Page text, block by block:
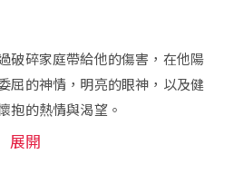
破碎家庭帶給他的傷害，在他陽
屈的神情，明亮的眼神，以及健
抱的熱情與渴望。
展開